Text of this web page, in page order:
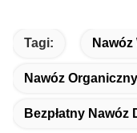
Tagi:
Nawóz
Bezpłatny Nawóz